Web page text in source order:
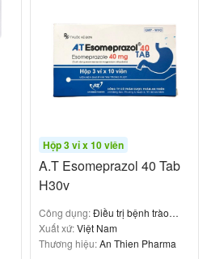
thận trung bình (Clcr 30-50
giảm liều xuống 15mg/ngày,
bác sĩ.
phẫu thuật chỉnh hình
10mg hoặc 15mg, uống 1
trong một số trường hợp bác
liều 20mg tùy thuộc vào
nhân.
trị: Thường kéo dài từ 2-5
vào loại phẫu thuật.
Hộp 3 vỉ x 10 viên
A.T Esomeprazol 40 Tab
H30v
Công dụng:Điều trị bệnh trào
ngược dạ dày - thực quản
Xuất xứ:Việt Nam
Thương hiệu:An Thien Pharma